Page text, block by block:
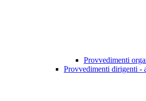
Provvedimenti
Provvedimenti dirigenti -